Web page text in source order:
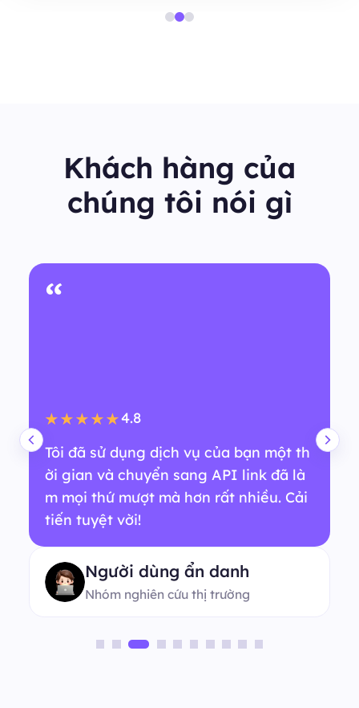
Khách hàng của
chúng tôi nói gì
“
★★★★★4.8
Tôi đã sử dụng dịch vụ của bạn một th
ời gian và chuyển sang API link đã là
m mọi thứ mượt mà hơn rất nhiều. Cải
tiến tuyệt vời!
Người dùng ẩn danh
Nhóm nghiên cứu thị trường